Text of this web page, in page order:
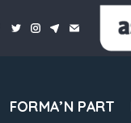
FORMA’N PART